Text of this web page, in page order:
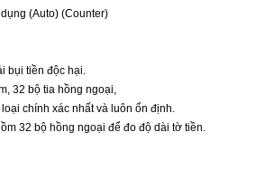
(Auto) (Counter)
bụi tiền độc hại.
32 bộ tia hồng ngoại,
chính xác nhất và luôn ổn định.
32 bộ hồng ngoại để đo độ dài tờ tiền.